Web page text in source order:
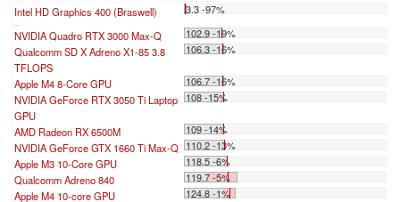
Intel HD Graphics 400 (Braswell) 3.3 -97%
...
NVIDIA Quadro RTX 3000 Max-Q
102.9 -19%
Qualcomm SD X Adreno X1-85 3.8
TFLOPS
106.3 -16%
Apple M4 8-Core GPU
106.7 -16%
NVIDIA GeForce RTX 3050 Ti Laptop
GPU
108 -15%
AMD Radeon RX 6500M
109 -14%
NVIDIA GeForce GTX 1660 Ti Max-Q 110.2 -13%
Apple M3 10-Core GPU
118.5 -6%
Qualcomm Adreno 840
119.7 -5%
Apple M4 10-core GPU
124.8 -1%